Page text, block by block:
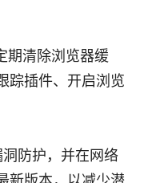
期清除浏览器缓
踪插件、开启浏览
防护，并在网络